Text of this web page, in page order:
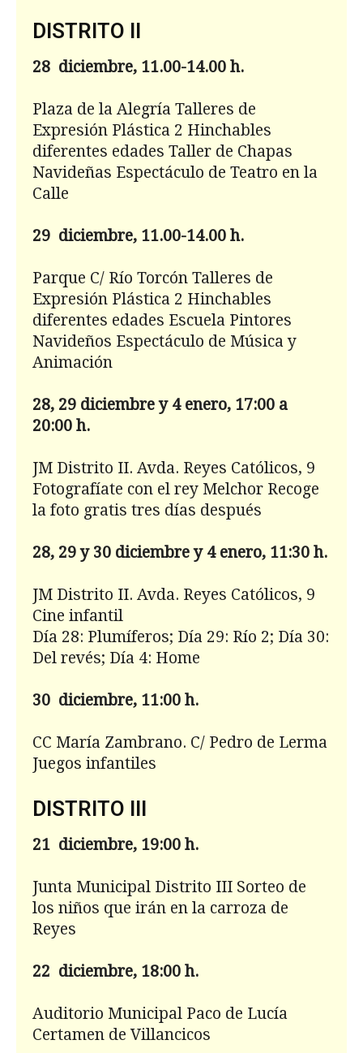
DISTRITO II
28 diciembre, 11.00-14.00 h.
Plaza de la Alegría Talleres de
Expresión Plástica 2 Hinchables
diferentes edades Taller de Chapas
Navideñas Espectáculo de Teatro en la
Calle
29 diciembre, 11.00-14.00 h.
Parque C/ Río Torcón Talleres de
Expresión Plástica 2 Hinchables
diferentes edades Escuela Pintores
Navideños Espectáculo de Música y
Animación
28, 29 diciembre y 4 enero, 17:00 a
20:00 h.
JM Distrito II. Avda. Reyes Católicos, 9
Fotografíate con el rey Melchor Recoge
la foto gratis tres días después
28, 29 y 30 diciembre y 4 enero, 11:30 h.
JM Distrito II. Avda. Reyes Católicos, 9
Cine infantil
Día 28: Plumíferos; Día 29: Río 2; Día 30:
Del revés; Día 4: Home
30 diciembre, 11:00 h.
CC María Zambrano. C/ Pedro de Lerma
Juegos infantiles
DISTRITO III
21 diciembre, 19:00 h.
Junta Municipal Distrito III Sorteo de
los niños que irán en la carroza de
Reyes
22 diciembre, 18:00 h.
Auditorio Municipal Paco de Lucía
Certamen de Villancicos